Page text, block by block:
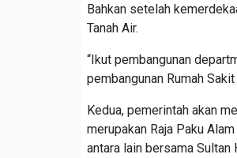
Bahkan setelah
Tanah Air.
“Ikut pembangunan
pembangunan Rumah
Kedua, pemerintah akan
merupakan Raja Paku
antara lain bersama